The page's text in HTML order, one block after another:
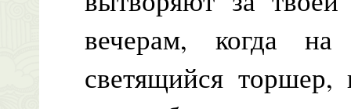
вечерам, когда
светящийся